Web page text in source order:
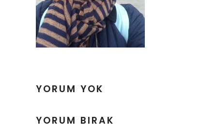
YORUM YOK
YORUM BIRAK